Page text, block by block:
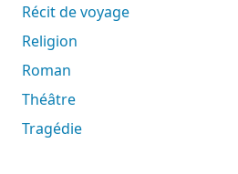
Récit de voyage
Religion
Roman
Théâtre
Tragédie